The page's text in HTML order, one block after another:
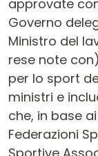
approvate
Governo
Ministro del
rese note
per lo sport
ministri e
che, in base
Federazioni